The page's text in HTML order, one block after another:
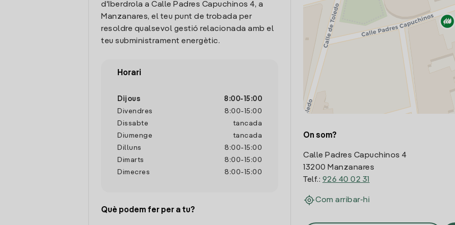
d'Iberdrola a Calle Padres Capuchinos 4, a
Manzanares, el teu punt de trobada per
resoldre qualsevol gestió relacionada amb el
teu subministrament energètic.
Horari
Dijous 8:00- 15:00
Divendres
8:00- 15:00
Dissabte
tancada
Diumenge
tancada
Dilluns
8:00- 15:00
Dimarts
8:00- 15:00
Dimecres
8:00- 15:00
Què podem fer per a tu?
On som?
Calle Padres Capuchinos 4
13200 Manzanares
Telf.: 926 40 02 31
Com arribar-hi